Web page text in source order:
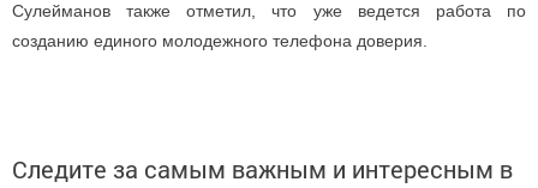
Сулейманов также отметил, что уже ведется работа по
созданию единого молодежного телефона доверия.
Следите за самым важным и интересным в